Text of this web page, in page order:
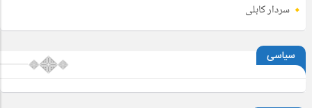
سردار کابلی
سیاسی